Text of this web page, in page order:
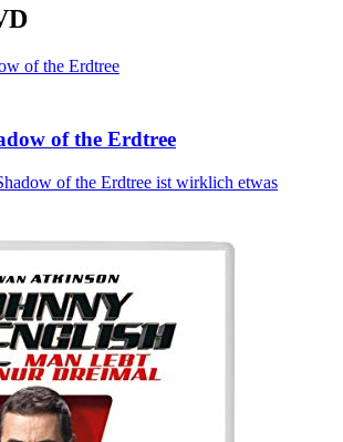
of the Erdtree
of the Erdtree ist wirklich etwas